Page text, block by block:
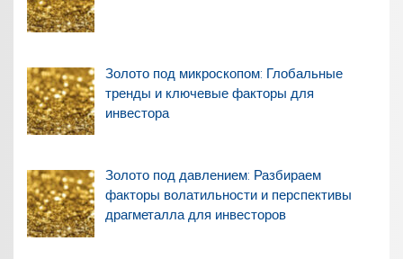
Золото под микроскопом: Глобальные
тренды и ключевые факторы для
инвестора
Золото под давлением: Разбираем
факторы волатильности и перспективы
драгметалла для инвесторов